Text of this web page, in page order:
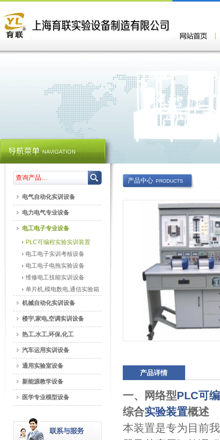
产品中心 PRODUCTS
产品详情
一、网络型PLC可
综合实验装置概述
本装置是专为目前
电气自动化实训设备
电力电气专业设备
电工电子专业设备
PLC可编程实验实训装置
电工电子实训考核设备
电工电子电拖实验设备
维修电工技能实训设备
单片机,模电数电,通信实验箱
机械自动化实训设备
楼宇,家电,空调实训设备
热工,水工,环保,化工
汽车运用实训设备
通用实验室设备
新能源教学设备
医学专业模型设备